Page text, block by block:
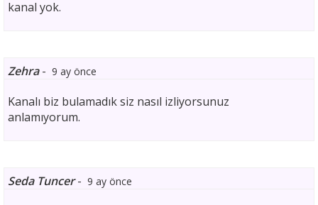
kanal yok.
Zehra- 9 ay önce
Kanalı biz bulamadık siz nasıl izliyorsunuz
anlamıyorum.
Seda Tuncer- 9 ay önce